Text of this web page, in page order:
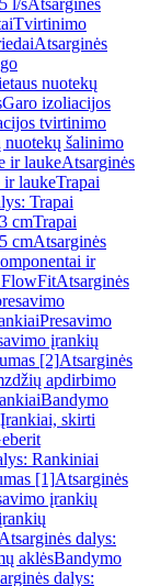
l/sAtsarginės
Tvirtinimo
Atsarginės
nuotekų
Garo izoliacijos
tvirtinimo
nuotekų šalinimo
ir laukeAtsarginės
ir laukeTrapai
Trapai
cmTrapai
cmAtsarginės
ir
Atsarginės
Presavimo
įrankių
[2]Atsarginės
apdirbimo
Bandymo
Įrankiai, skirti
Rankiniai
[1]Atsarginės
įrankių
Atsarginės dalys:
aklėsBandymo
dalys: